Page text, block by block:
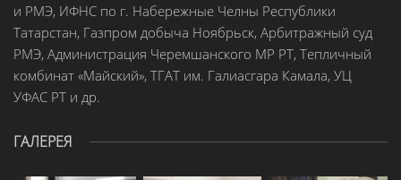
и РМЭ, ИФНС по г. Набережные Челны Республики
Татарстан, Газпром добыча Ноябрьск, Арбитражный суд
РМЭ, Администрация Черемшанского МР РТ, Тепличный
комбинат «Майский», ТГАТ им. Галиасгара Камала, УЦ
УФАС РТ и др.
ГАЛЕРЕЯ